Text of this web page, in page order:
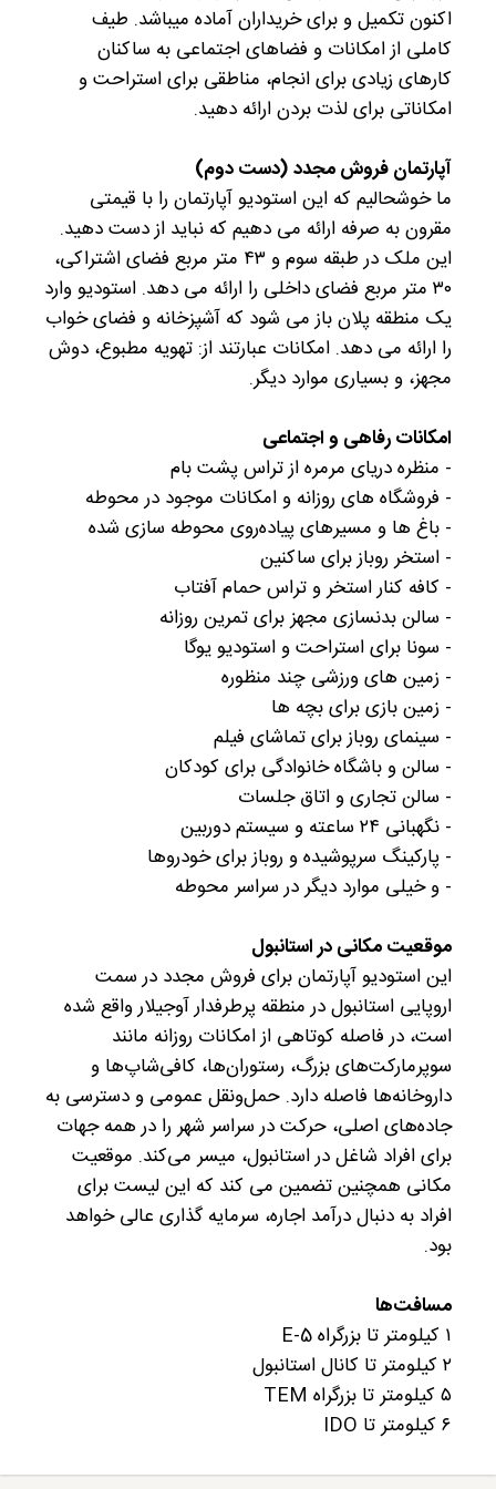
اکنون تکمیل و برای خریداران آماده میباشد. طیف
کاملی از امکانات و فضاهای اجتماعی به ساکنان
کارهای زیادی برای انجام، مناطقی برای استراحت و
امکاناتی برای لذت بردن ارائه دهید.
آپارتمان فروش مجدد (دست دوم)
ما خوشحالیم که این استودیوآپارتمان را با قیمتی
مقرون به صرفه ارائه می دهیم که نباید از دست دهید.
این ملک در طبقه سوم و ۴۳ متر مربع فضای اشتراکی،
۳۰ متر مربع فضای داخلی را ارائه می دهد. استودیو وارد
یک منطقه پلان باز می شود که آشپزخانه و فضای خواب
را ارائه می دهد. امکانات عبارتند از: تهویه مطبوع، دوش
مجهز، و بسیاری موارد دیگر.
امکانات رفاهی و اجتماعی
- منظره دریای مرمره از تراس پشت بام
- فروشگاه های روزانه و امکانات موجود در محوطه
- باغ ها و مسیرهای پیاده‌روی محوطه سازی شده
- استخر روباز برای ساکنین
- کافه کنار استخر و تراس حمام آفتاب
- سالن بدنسازی مجهز برای تمرین روزانه
- سونا برای استراحت و استودیو یوگا
- زمین های ورزشی چند منظوره
- زمین بازی برای بچه ها
- سینمای روباز برای تماشای فیلم
- سالن و باشگاه خانوادگی برای کودکان
- سالن تجاری و اتاق جلسات
- نگهبانی ۲۴ ساعته و سیستم دوربین
- پارکینگ سرپوشیده و روباز برای خودروها
- و خیلی موارد دیگر در سراسر محوطه
موقعیت مکانی در استانبول
این استودیو آپارتمان برای فروش مجدد در سمت
اروپایی استانبول در منطقه پرطرفدار آوجیلار واقع شده
است، در فاصله کوتاهی از امکانات روزانه مانند
سوپرمارکت‌های بزرگ، رستوران‌ها، کافی‌شاپ‌ها و
داروخانه‌ها فاصله دارد. حمل‌ونقل عمومی و دسترسی به
جاده‌های اصلی، حرکت در سراسر شهر را در همه جهات
برای افراد شاغل در استانبول، میسر می‌کند. موقعیت
مکانی همچنین تضمین می کند که این لیست برای
افراد به دنبال درآمد اجاره، سرمایه گذاری عالی خواهد
بود.
مسافت‌ها
۱ کیلومتر تا بزرگراه E-5
۲ کیلومتر تا کانال استانبول
۵ کیلومتر تا بزرگراه TEM
۶ کیلومتر تا IDO